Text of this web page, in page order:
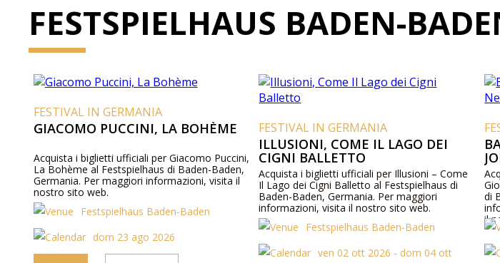
FESTSPIELHAUS BADEN-
FESTIVAL IN GERMANIA
GIACOMO PUCCINI, LA BOHÈME
Acquista i biglietti ufficiali per Giacomo Puccini,
La Bohème al Festspielhaus di Baden-Baden,
Germania. Per maggiori informazioni, visita il
nostro sito web.
Festspielhaus Baden-Baden
dom 23 ago 2026
FESTIVAL IN GERMANIA
ILLUSIONI, COME IL LAGO DEI
CIGNI BALLETTO
Acquista i biglietti ufficiali per Illusioni – Come
Il Lago dei Cigni Balletto al Festspielhaus di
Baden-Baden, Germania. Per maggiori
informazioni, visita il nostro sito web.
Festspielhaus Baden-Baden
ven 02 ott 2026 - dom 04 ott
di
il